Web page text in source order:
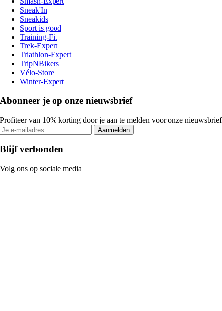
Sneak'In
Sneakids
Sport is good
Training-Fit
Trek-Expert
Triathlon-Expert
TripNBikers
Vélo-Store
Winter-Expert
Abonneer je op onze nieuwsbrief
Profiteer van 10% korting door je aan te melden voor onze nieuwsbrief
Aanmelden
Blijf verbonden
Volg ons op sociale media